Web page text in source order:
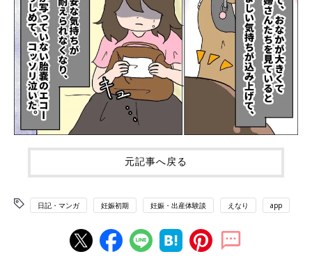
元記事へ戻る
日記・マンガ 妊娠初期 妊娠・出産体験談 えなり app